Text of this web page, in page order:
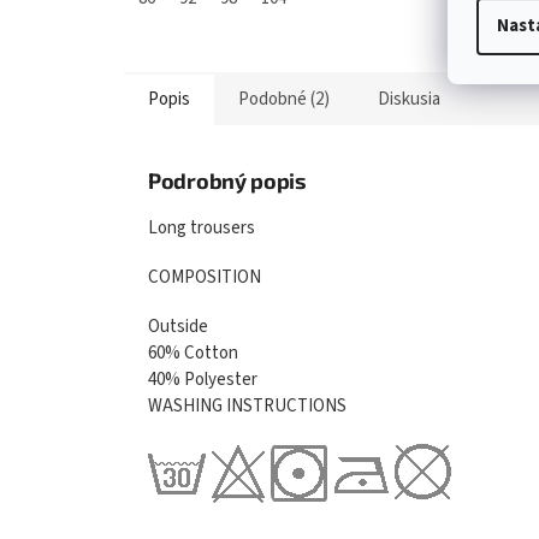
Popis Podobné (2) Diskusia
Podrobný popis
Long trousers
COMPOSITION
Outside
60% Cotton
40% Polyester
WASHING INSTRUCTIONS